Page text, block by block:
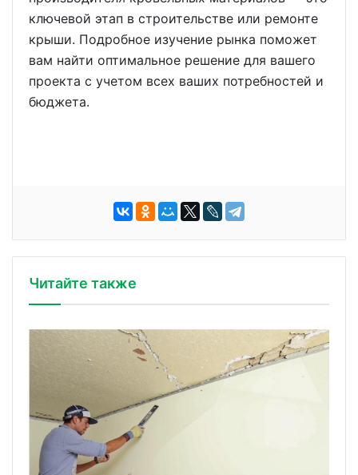
ключевой этап в строительстве или ремонте
крыши. Подробное изучение рынка поможет
вам найти оптимальное решение для вашего
проекта с учетом всех ваших потребностей и
бюджета.
Читайте также